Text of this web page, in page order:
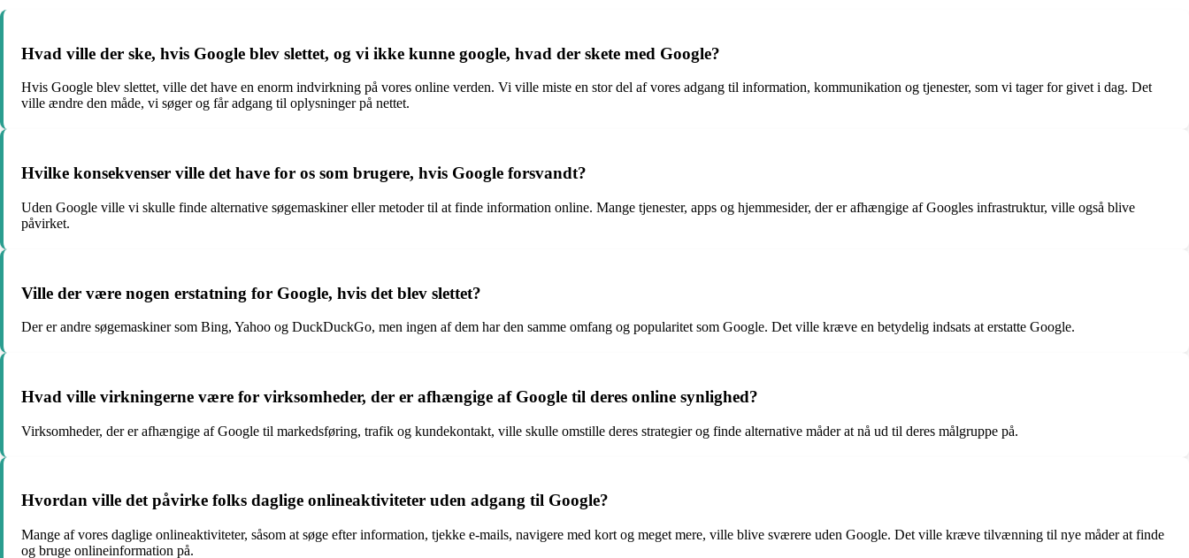
Hvad ville der ske, hvis Google blev slettet, og vi ikke kunne google, hvad der skete med Google?
Hvis Google blev slettet, ville det have en enorm indvirkning på vores online verden. Vi ville miste en stor del af vores adgang til information, kommunikation og tjenester, som vi tager for givet i dag. Det
ville ændre den måde, vi søger og får adgang til oplysninger på nettet.
Hvilke konsekvenser ville det have for os som brugere, hvis Google forsvandt?
Uden Google ville vi skulle finde alternative søgemaskiner eller metoder til at finde information online. Mange tjenester, apps og hjemmesider, der er afhængige af Googles infrastruktur, ville også blive
påvirket.
Ville der være nogen erstatning for Google, hvis det blev slettet?
Der er andre søgemaskiner som Bing, Yahoo og DuckDuckGo, men ingen af dem har den samme omfang og popularitet som Google. Det ville kræve en betydelig indsats at erstatte Google.
Hvad ville virkningerne være for virksomheder, der er afhængige af Google til deres online synlighed?
Virksomheder, der er afhængige af Google til markedsføring, trafik og kundekontakt, ville skulle omstille deres strategier og finde alternative måder at nå ud til deres målgruppe på.
Hvordan ville det påvirke folks daglige onlineaktiviteter uden adgang til Google?
Mange af vores daglige onlineaktiviteter, såsom at søge efter information, tjekke e-mails, navigere med kort og meget mere, ville blive sværere uden Google. Det ville kræve tilvænning til nye måder at finde
og bruge onlineinformation på.